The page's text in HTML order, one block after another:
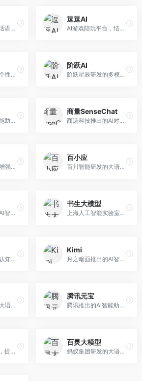
智谱AI研发的对话语言模型，支持中英双语交互。面向中文用户和开发者，提供知识问答、代码编写、文档解读等服务，开源生态完善，学术研究背景深厚。
逗逗AI
AI游戏陪玩平台，结合游戏理解和自然语言交互技术。面向游戏玩家，提供游戏攻略、陪玩互动、社交聊天等服务，游戏知识丰富，互动体验有趣。
心识宇宙推出的个性化AI伴侣，专注于情感交互和个人助理服务。面向个人用户，支持日程管理、情感陪伴、知识问答等功能，交互体验人性化。
阶跃AI
阶跃星辰研发的多模态大模型平台，支持文本、图像、视频的综合理解与生成。面向创作者和企业客户，提供内容创作、智能分析等服务，多模态能力突出。
华为推出的AI智能助手网页端，深度整合鸿蒙生态和华为云服务。面向华为设备用户，支持语音交互、智能问答、设备控制等功能，与华为硬件生态无缝衔接。
商量SenseChat
商汤科技推出的AI对话平台，结合计算机视觉和自然语言处理技术。面向企业用户和开发者，支持多模态交互，视觉理解能力强，适合智能客服和内容创作场景。
百度研发的知识增强大语言模型，深度融合百度知识图谱和搜索能力。面向中文用户，提供知识问答、文本创作、逻辑推理等服务，中文语境理解准确，知识覆盖面广。
百小应
百川智能研发的大语言模型助手，专注于中文理解和生成。面向中文用户，提供知识问答、文本创作、代码辅助等服务，模型参数规模大，中文表达流畅自然。
昆仑万维推出的AI智能助手，集成搜索、对话、创作等多种能力。面向普通用户和内容创作者，支持联网搜索、文本生成、图像理解等功能，响应速度快，免费使用。
书生大模型
上海人工智能实验室研发的开源大模型系列，支持多尺度和多模态。面向研究机构和开发者，开源生态完善，学术研究背景深厚，适合科研和定制开发。
科大讯飞研发的认知智能大模型，深度融合语音识别和自然语言处理技术。面向企业用户和教育领域，提供语音交互、文档处理、代码生成等服务，中文语音识别准确率高。
Kimi
月之暗面推出的AI智能助手，核心优势在于超长文本处理能力，支持20万字以上文档分析。面向学术研究者、职场人士和内容创作者，提供文档解读、PPT生成、联网搜索等综合服务。
阿里巴巴推出的大语言模型平台，提供对话问答、文档处理、图像理解、代码编写等全方位AI服务。面向企业用户和个人开发者，集成阿里云生态，支持多模态交互，企业级安全保障。
腾讯元宝
腾讯推出的AI智能助手，整合微信生态和腾讯云服务。面向普通用户和企业客户，支持文档解析、图像理解、联网搜索等功能，与腾讯产品无缝衔接，办公协作便捷。
AI智能助手平台，提供知识问答、文本创作、文档处理等服务。面向普通用户和职场人士，操作简便，响应速度快，支持多场景应用。
百灵大模型
蚂蚁集团研发的大语言模型平台，专注于金融科技和企业服务。面向金融机构和企业客户，提供智能客服、风险分析、文档处理等服务，金融场景理解深入。